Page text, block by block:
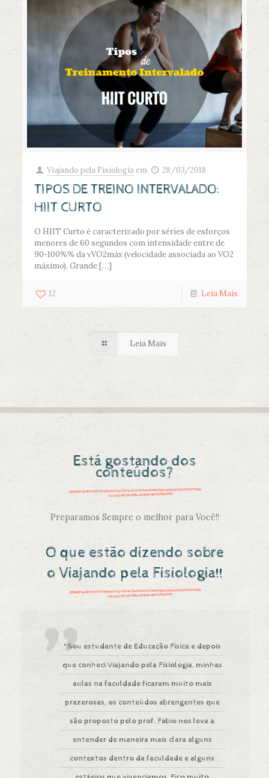
Viajando pela Fisiologia em 28/03/2018
TIPOS DE TREINO INTERVALADO:
HIIT CURTO
O HIIT Curto é caracterizado por séries de esforços
menores de 60 segundos com intensidade entre de
90-100%% da vVO2máx (velocidade associada ao VO2
máximo). Grande[…]
12 Leia Mais
Leia Mais
Está gostando dos
conteúdos?
Preparamos Sempre o melhor para Você!!
O que estão dizendo sobre
o Viajando pela Fisiologia!!
"Sou estudante de Educação Física e depois
que conheci Viajando pela Fisiologia, minhas
aulas na faculdade ficaram muito mais
prazerosas, os conteúdos abrangentes que
são proposto pelo prof. Fabio nos leva a
entender de maneira mais clara alguns
contextos dentro da faculdade e alguns